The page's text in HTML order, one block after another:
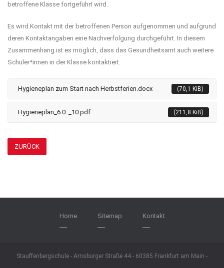
betroffene Klasse fortgeführt wird.
Es wird Kontakt mit der betroffenen Person aufgenommen und aufgrund
deren Kontaktangaben eine Nachverfolgung durchgeführt. In diesem
Zusammenhang ist es möglich, dass das Gesundheitsamt auch weitere
Schüler*innen in der Klasse kontaktiert.
Hygieneplan zum Start nach Herbstferien.docx (70,1 KiB)
Hygieneplan_6.0. _10.pdf (211,8 KiB)
ZURÜCK
Home Sitemap Kontakt
Stauffenbergschule - Arnsburger Straße 44 - 60385 Frankfurt am Main -